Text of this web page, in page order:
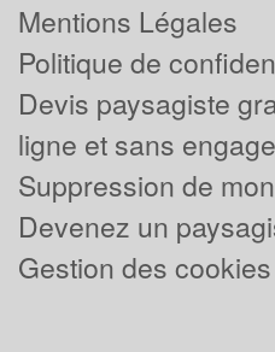
Mentions Légales
Politique de
Devis paysagiste
ligne et sans
Suppression de
Devenez un
Gestion des cookies